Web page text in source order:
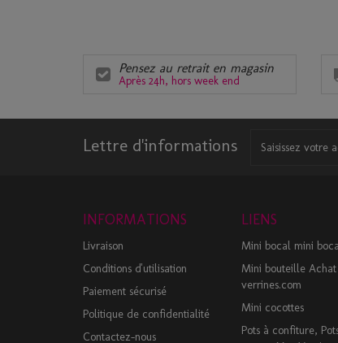
Pensez au retrait en magasin
Après 24h, hors week end
Lettre d'informations
INFORMATIONS
Livraison
Conditions d'utilisation
Paiement sécurisé
Politique de confidentialité
Contactez-nous
LIENS
Mini bocal mini
Mini bouteille
verrines.com
Mini cocottes
Pots à confiture,